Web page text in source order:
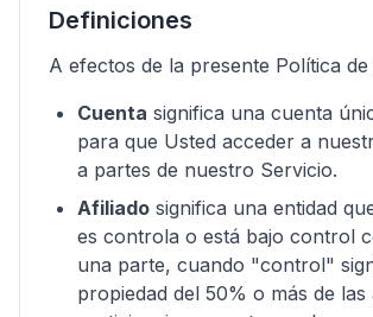
Definiciones
A efectos de la presente Política de
Cuenta significa una cuenta
para que Usted acceder a
a partes de nuestro Servicio.
Afiliado significa una entidad
es controla o está bajo control
una parte, cuando "control"
propiedad del 50% o más de las